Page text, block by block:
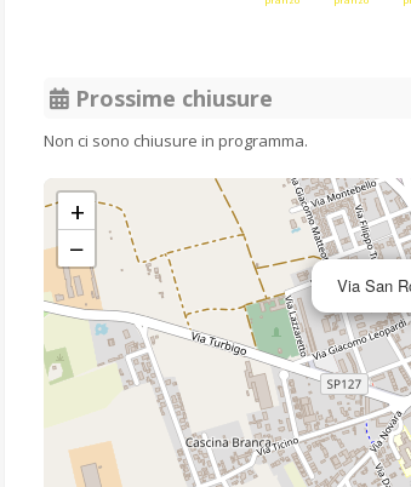
Prossime chiusure
Non ci sono chiusure in programma.
Via San
+
−